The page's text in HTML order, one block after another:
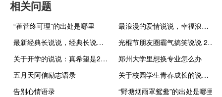
相关问题
“萑菅终可理”的出处是哪里
最浪漫的爱情说说，幸福浪漫的说说大全
最新经典长说说，经典长说说大全
光棍节朋友圈霸气搞笑说说 2019双十一光棍节说说独一无二
关于开学的说说：真希望是2月29开学，四年开一次
郑州大学里想换专业怎么办
五月天阿信励志语录
关于校园学生青春成长的说说有意思的那种 愿得一学霸白首不相离
告别心情语录
“野塘烟雨罩鸳鸯”的出处是哪里